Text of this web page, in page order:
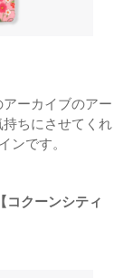
ーカイブのアー
持ちにさせてくれ
ンです。
コクーンシティ